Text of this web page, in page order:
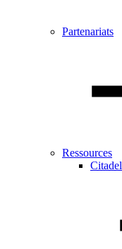
Partenariats
Ressources
Citadel